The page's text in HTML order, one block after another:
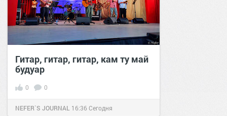
Гитар, гитар, гитар, кам ту май
будуар
0 0
NEFER`S JOURNAL 16:36Сегодня